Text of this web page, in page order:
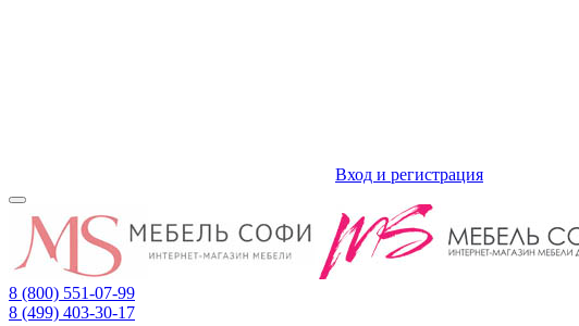
Вход и регистрация
8 (800) 551-07-99
8 (499) 403-30-17